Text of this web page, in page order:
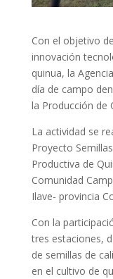
Con el objetivo
innovación
quinua, la
día de campo
la Producción de
La actividad se
Proyecto
Productiva de
Comunidad
Ilave- provincia
Con la
tres estaciones,
de semillas de
en el cultivo de